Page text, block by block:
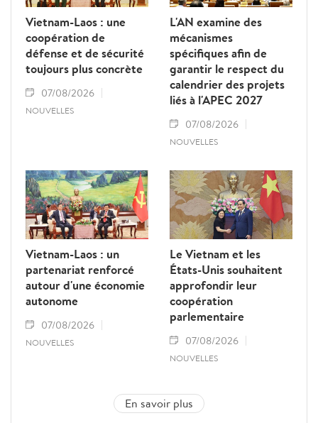
Vietnam-Laos : une
coopération de
défense et de sécurité
toujours plus concrète
07/08/2026
NOUVELLES
L'AN examine des
mécanismes
spécifiques afin de
garantir le respect du
calendrier des projets
liés à l'APEC 2027
07/08/2026
NOUVELLES
Vietnam-Laos : un
partenariat renforcé
autour d'une économie
autonome
07/08/2026
NOUVELLES
Le Vietnam et les
États-Unis souhaitent
approfondir leur
coopération
parlementaire
07/08/2026
NOUVELLES
En savoir plus